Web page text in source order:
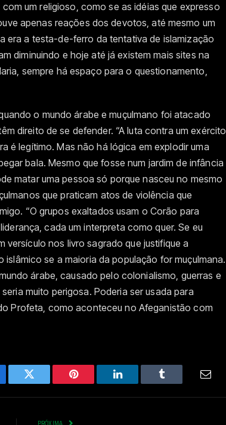
um religioso, como se as idéias que expresso
apenas reações dos devotos, até mesmo um
era a testa-de-ferro da tentativa de islamização
diminuindo e hoje até já existem mais sites na
sempre há espaço para o questionamento,
o mundo árabe e muçulmano foi atacado
direito de se defender. “A luta contra um exército
é legítimo. Mas não há lógica em explodir uma
bala. Mesmo que fosse num jardim de infância
matar uma pessoa só porque nasceu no mesmo
que praticam atos de violência que
“O grupos exaltados usam o Corão para
cada um interpreta como quer. Se eu
versículo nos livro sagrado que justifique a
islâmico se a maioria da população for muçulmana.
árabe, causado pelo colonialismo, guerras e
muito perigosa. Poderia ser usada para
Profeta, como aconteceu no Afeganistão com
Twitter Pinterest LinkedIn Tumblr